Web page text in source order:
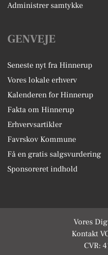
Administrer samtykke
GENVEJE
Seneste nyt fra Hinnerup
Vores lokale erhverv
Kalenderen for Hinnerup
Fakta om Hinnerup
Erhvervsartikler
Favrskov Kommune
Få en gratis salgsvurdering
Sponsoreret indhold
Vores
Kontakt
CVR: